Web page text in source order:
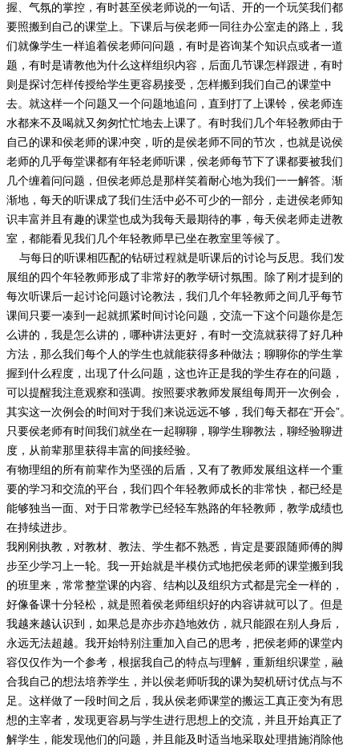
握、气氛的掌控，有时甚至侯老师说的一句话、开的一个玩笑我们都
要照搬到自己的课堂上。下课后与侯老师一同往办公室走的路上，我
们就像学生一样追着侯老师问问题，有时是咨询某个知识点或者一道
题，有时是请教他为什么这样组织内容，后面几节课怎样跟进，有时
则是探讨怎样传授给学生更容易接受，怎样搬到我们自己的课堂中
去。就这样一个问题又一个问题地追问，直到打了上课铃，侯老师连
水都来不及喝就又匆匆忙忙地去上课了。有时我们几个年轻教师由于
自己的课和侯老师的课冲突，听的是侯老师不同的节次，也就是说侯
老师的几乎每堂课都有年轻老师听课，侯老师每节下了课都要被我们
几个缠着问问题，但侯老师总是那样笑着耐心地为我们一一解答。渐
渐地，每天的听课成了我们生活中必不可少的一部分，走进侯老师知
识丰富并且有趣的课堂也成为我每天最期待的事，每天侯老师走进教
室，都能看见我们几个年轻教师早已坐在教室里等候了。
与每日的听课相匹配的钻研过程就是听课后的讨论与反思。我们发
展组的四个年轻教师形成了非常好的教学研讨氛围。除了刚才提到的
每次听课后一起讨论问题讨论教法，我们几个年轻教师之间几乎每节
课间只要一凑到一起就抓紧时间讨论问题，交流一下这个问题你是怎
么讲的，我是怎么讲的，哪种讲法更好，有时一交流就获得了好几种
方法，那么我们每个人的学生也就能获得多种做法；聊聊你的学生掌
握到什么程度，出现了什么问题，这也许正是我的学生存在的问题，
可以提醒我注意观察和强调。按照要求教师发展组每周开一次例会，
其实这一次例会的时间对于我们来说远远不够，我们每天都在“开会”。
只要侯老师有时间我们就坐在一起聊聊，聊学生聊教法，聊经验聊进
度，从前辈那里获得丰富的间接经验。
有物理组的所有前辈作为坚强的后盾，又有了教师发展组这样一个重
要的学习和交流的平台，我们四个年轻教师成长的非常快，都已经是
能够独当一面、对于日常教学已经轻车熟路的年轻教师，教学成绩也
在持续进步。
我刚刚执教，对教材、教法、学生都不熟悉，肯定是要跟随师傅的脚
步至少学习上一轮。我一开始就是半模仿式地把侯老师的课堂搬到我
的班里来，常常整堂课的内容、结构以及组织方式都是完全一样的，
好像备课十分轻松，就是照着侯老师组织好的内容讲就可以了。但是
我越来越认识到，如果总是亦步亦趋地效仿，就只能跟在别人身后，
永远无法超越。我开始特别注重加入自己的思考，把侯老师的课堂内
容仅仅作为一个参考，根据我自己的特点与理解，重新组织课堂，融
合我自己的想法培养学生，并以侯老师听我的课为契机研讨优点与不
足。这样做了一段时间之后，我从侯老师课堂的搬运工真正变为有思
想的主宰者，发现更容易与学生进行思想上的交流，并且开始真正了
解学生，能发现他们的问题，并且能及时适当地采取处理措施消除他